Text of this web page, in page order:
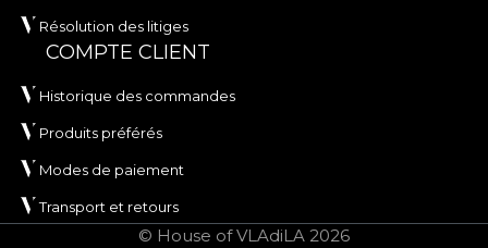
Résolution des litiges
COMPTE CLIENT
Historique des commandes
Produits préférés
Modes de paiement
Transport et retours
© House of VLAdiLA 2026